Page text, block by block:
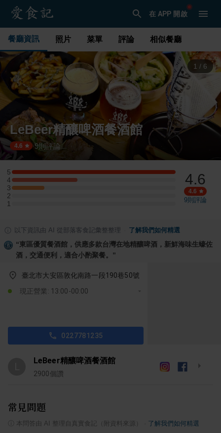
在 APP 開啟
餐廳資訊 照片 菜單 評論 相似餐廳
1 / 6
LeBeer精釀啤酒餐酒館
4.6 ·9則評論
5
5 星：5 則評論
4
4 星：2 則評論
3
3 星：1 則評論
2
2 星：0 則評論
1
1 星：0 則評論
4.6
4.6
9則評論
以下資訊由 AI 從部落客食記彙整整理 了解我們如何精選
“東區優質餐酒館，供應多款台灣在地精釀啤酒，新鮮海味生蠔佐
酒，交通便利，適合小酌聚餐。 ”
臺北市大安區敦化南路一段190巷50號
現正營業: 13:00-00:00
0227781235
LeBeer精釀啤酒餐酒館
2900個讚
常見問題
本問答由 AI 整理自真實食記（附資料來源） 了解我們如何精選